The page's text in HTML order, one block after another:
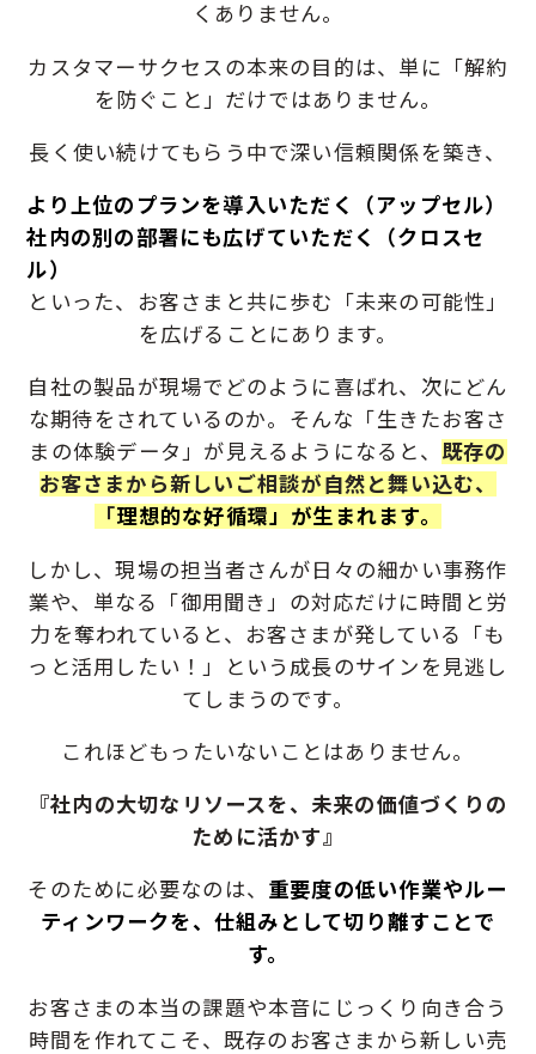
くありません。
カスタマーサクセスの本来の目的は、単に「解約
を防ぐこと」だけではありません。
長く使い続けてもらう中で深い信頼関係を築き、
より上位のプランを導入いただく（アップセル）
社内の別の部署にも広げていただく（クロスセ
ル）
といった、お客さまと共に歩む「未来の可能性」
を広げることにあります。
自社の製品が現場でどのように喜ばれ、次にどん
な期待をされているのか。 そんな「生きたお客さ
まの体験データ」が見えるようになると、 既存の
お客さまから新しいご相談が自然と舞い込む、
「理想的な好循環」が生まれます。
しかし、現場の担当者さんが日々の細かい事務作
業や、 単なる「御用聞き」の対応だけに時間と労
力を奪われていると、 お客さまが発している「も
っと活用したい！」という成長のサインを見逃し
てしまうのです。
これほどもったいないことはありません。
『社内の大切なリソースを、未来の価値づくりの
ために活かす』
そのために必要なのは、 重要度の低い作業やルー
ティンワークを、仕組みとして切り離すことで
す。
お客さまの本当の課題や本音にじっくり向き合う
時間を作れてこそ、既存のお客さまから新しい売